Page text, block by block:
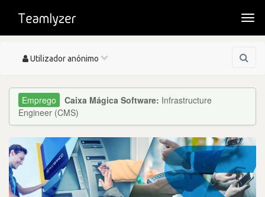
Toggle
Utilizador anónimo
Caixa Mágica Software: Infrastructure
Engineer (CMS)